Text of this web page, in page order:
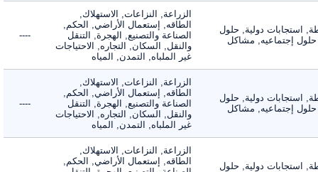
استجابات دولية, حلول
إجتماعيه, مشاكل
الزراعة, النزاعات, الاستهلاك,
الطاقه, إستعمال الأراضي, الحكم,
الصناعة والتصنيع, الهجرة, التنقل
والنقل, السكان, التجاره, الاحتياجات
غير الملباه, التمدن, المياه
----
استجابات دولية, حلول
إجتماعيه, مشاكل
الزراعة, النزاعات, الاستهلاك,
الطاقه, إستعمال الأراضي, الحكم,
الصناعة والتصنيع, الهجرة, التنقل
والنقل, السكان, التجاره, الاحتياجات
غير الملباه, التمدن, المياه
----
استجابات دولية, حلول
الزراعة, النزاعات, الاستهلاك,
الطاقه, إستعمال الأراضي, الحكم,